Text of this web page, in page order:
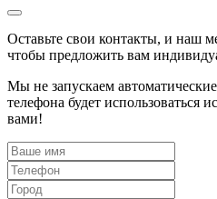
Оставьте свои контакты, и наш
чтобы предложить вам
Мы не запускаем
телефона будет использоваться
вами!